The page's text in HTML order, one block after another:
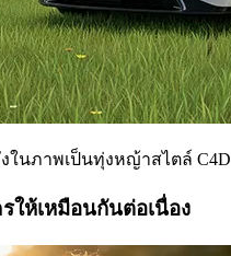
ในภาพเป็นทุ่งหญ้าสไตล์ C4D
ให้เหมือนกันต่อเนื่อง